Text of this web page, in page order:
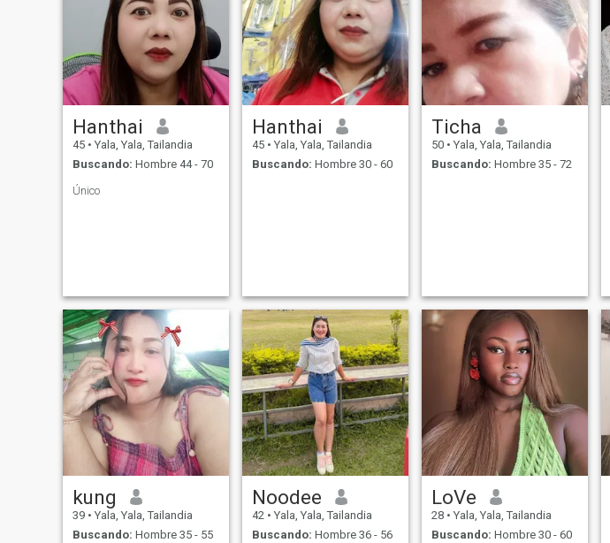
Hanthai
45 • Yala, Yala, Tailandia
Buscando: Hombre 44 - 70
Único
Hanthai
45 • Yala, Yala, Tailandia
Buscando: Hombre 30 - 60
Ticha
50 • Yala, Yala, Tailandia
Buscando: Hombre 35 - 72
kung
39 • Yala, Yala, Tailandia
Buscando: Hombre 35 - 55
Noodee
42 • Yala, Yala, Tailandia
Buscando: Hombre 36 - 56
LoVe
28 • Yala, Yala, Tailandia
Buscando: Hombre 30 - 60